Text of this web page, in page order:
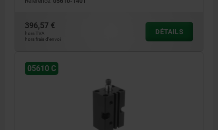
396,57 €
hors TVA
hors frais d’envoi
DÉTAILS
05610 C